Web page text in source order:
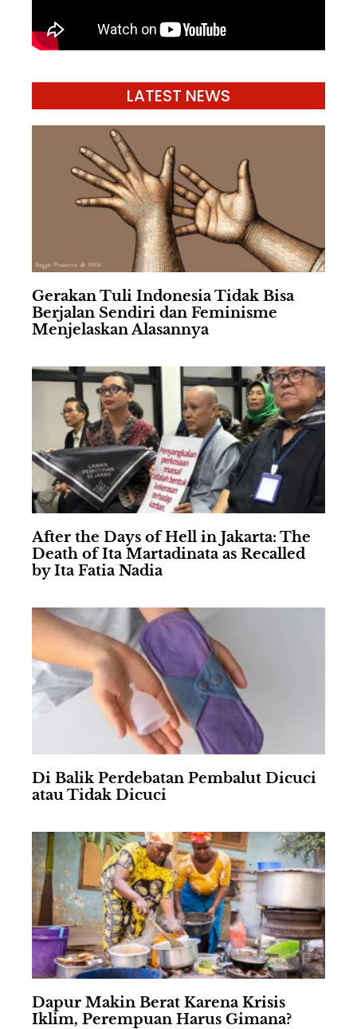
LATEST NEWS
Gerakan Tuli Indonesia Tidak Bisa
Berjalan Sendiri dan Feminisme
Menjelaskan Alasannya
After the Days of Hell in Jakarta: The
Death of Ita Martadinata as Recalled
by Ita Fatia Nadia
Di Balik Perdebatan Pembalut Dicuci
atau Tidak Dicuci
Dapur Makin Berat Karena Krisis
Iklim, Perempuan Harus Gimana?